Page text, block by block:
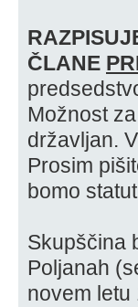
ČLANE
Možnost
državljan.
Prosim
bomo
Skupščina
Poljanah
novem letu